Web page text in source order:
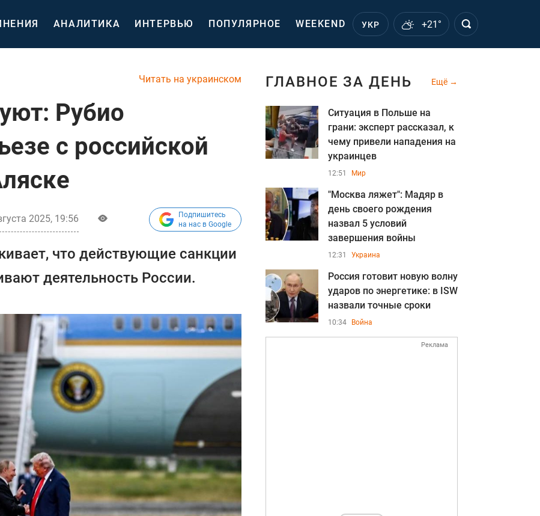
АНАЛИТИКА ИНТЕРВЬЮ ПОПУЛЯРНОЕ WEEKEND УКР +21°
Читать на украинском
Рубио
с российской
2025, 19:56
Подпишитесь
на нас в Google
что действующие санкции
деятельность России.
ГЛАВНОЕ ЗА ДЕНЬ Ещё
Ситуация в Польше на
грани: эксперт рассказал, к
чему привели нападения на
украинцев
12:51 Мир
"Москва ляжет": Мадяр в
день своего рождения
назва л 5 условий
завершения войны
12:31 Украина
Россия готовит новую волну
ударов по энергетике: в ISW
назвали точные сроки
10:34 Война
Реклама